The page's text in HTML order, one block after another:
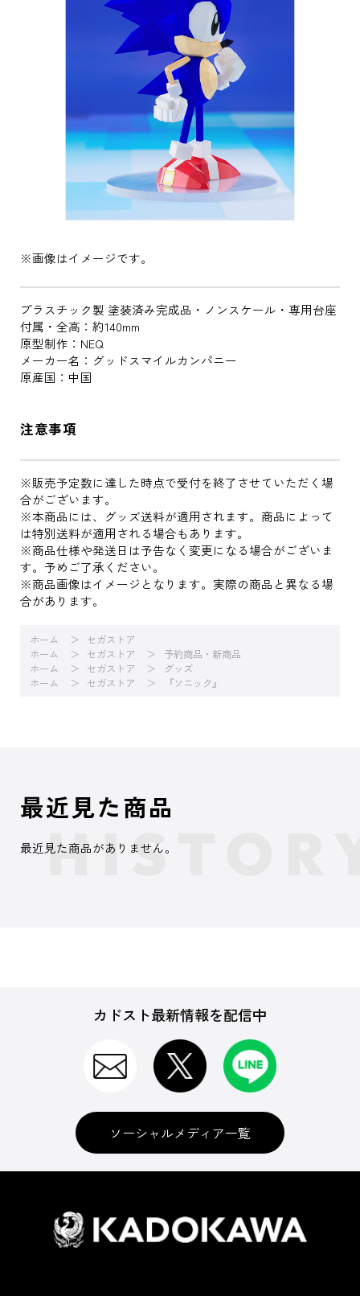
※画像はイメージです。
プラスチック製 塗装済み完成品・ノンスケール・専用台座
付属・全高：約140mm
原型制作：NEQ
メーカー名：グッドスマイルカンパニー
原産国：中国
注意事項
※販売予定数に達した時点で受付を終了させていただく場
合がございます。
※本商品には、グッズ送料が適用されます。商品によって
は特別送料が適用される場合もあります。
※商品仕様や発送日は予告なく変更になる場合がございま
す。予めご了承ください。
※商品画像はイメージとなります。実際の商品と異なる場
合があります。
ホーム
セガストア
ホーム
セガストア
予約商品・新商品
ホーム
セガストア
グッズ
ホーム
セガストア 『ソニック』
最近見た商品
最近見た商品がありません。
カドスト最新情報を配信中
ソーシャルメディア一覧